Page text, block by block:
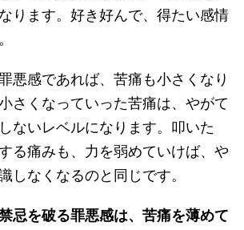
ります。好き好んで、得たい感情
悪感であれば、苦痛も小さくなり
さくなっていった苦痛は、やがて
ないレベルになります。叩いた
る痛みも、力を弱めていけば、や
しなくなるのと同じです。
忌を破る罪悪感は、苦痛を薄めて